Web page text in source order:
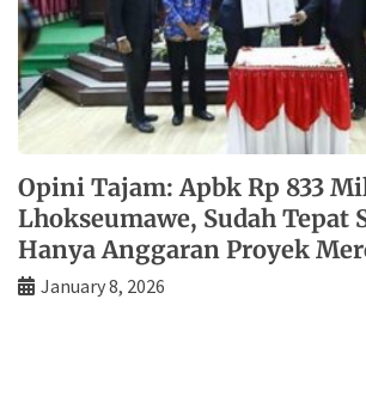
Opini Tajam: Apbk Rp 833
Lhokseumawe, Sudah Tepat
Hanya Anggaran Proyek
January 8, 2026